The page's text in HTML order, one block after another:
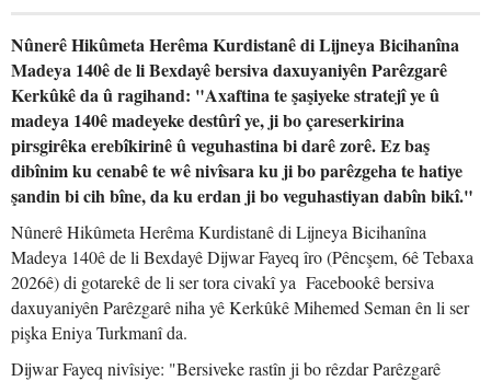
Nûnerê Hikûmeta Herêma Kurdistanê di Lijneya Bicihanîna
Madeya 140ê de li Bexdayê bersiva daxuyaniyên Parêzgarê
Kerkûkê da û ragihand: "Axaftina te şaşiyeke stratejî ye û
madeya 140ê madeyeke destûrî ye, ji bo çareserkirina
pirsgirêka erebîkirinê û veguhastina bi darê zorê. Ez baş
dibînim ku cenabê te wê nivîsara ku ji bo parêzgeha te hatiye
şandin bi cih bîne, da ku erdan ji bo veguhastiyan dabîn bikî."
Nûnerê Hikûmeta Herêma Kurdistanê di Lijneya Bicihanîna
Madeya 140ê de li Bexdayê Dijwar Fayeq îro (Pêncşem, 6ê Tebaxa
2026ê) di gotarekê de li ser tora civakî ya Facebookê bersiva
daxuyaniyên Parêzgarê niha yê Kerkûkê Mihemed Seman ên li ser
pişka Eniya Turkmanî da.
Dijwar Fayeq nivîsiye: "Bersiveke rastîn ji bo rêzdar Parêzgarê